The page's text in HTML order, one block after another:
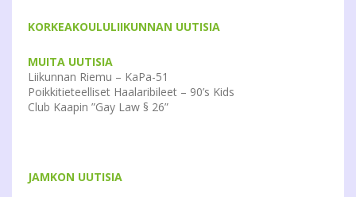
KORKEAKOULULIIKUNNAN UUTISIA
MUITA UUTISIA
Liikunnan Riemu – KaPa-51
Poikkitieteelliset Haalaribileet – 90’s Kids
Club Kaapin ”Gay Law § 26”
JAMKON UUTISIA